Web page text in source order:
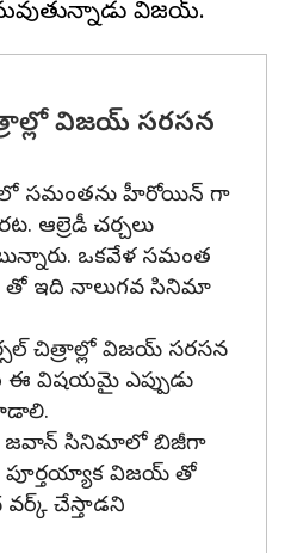
విజయ్ సరసన
సమంతను హీరోయిన్ గా
ఆల్రెడీ చర్చలు
ఒకవేళ సమంత
ఇది నాలుగవ సినిమా
చిత్రాల్లో విజయ్ సరసన
విషయమై ఎప్పుడు
తో జవాన్ సినిమాలో బిజీగా
పూర్తయ్యాక విజయ్ తో
చేస్తాడని